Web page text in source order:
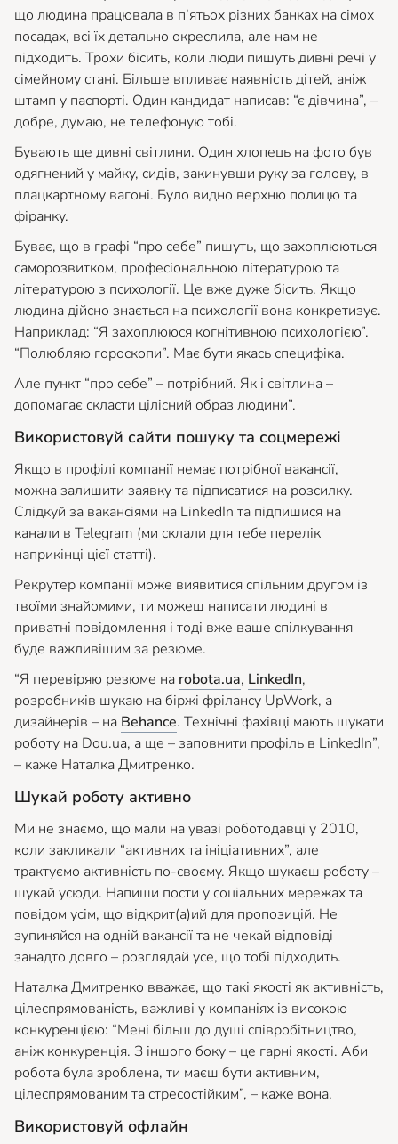
що людина працювала в п’ятьох різних банках на сімох
посадах, всі їх детально окреслила, але нам не
підходить. Трохи бісить, коли люди пишуть дивні речі у
сімейному стані. Більше впливає наявність дітей, аніж
штамп у паспорті. Один кандидат написав: “є дівчина”, –
добре, думаю, не телефоную тобі.
Бувають ще дивні світлини. Один хлопець на фото був
одягнений у майку, сидів, закинувши руку за голову, в
плацкартному вагоні. Було видно верхню полицю та
фіранку.
Буває, що в графі “про себе” пишуть, що захоплюються
саморозвитком, професіональною літературою та
літературою з психології. Це вже дуже бісить. Якщо
людина дійсно знається на психології вона конкретизує.
Наприклад: “Я захоплююся когнітивною психологією”.
“Полюбляю гороскопи”. Має бути якась специфіка.
Але пункт “про себе” – потрібний. Як і світлина –
допомагає скласти цілісний образ людини”.
Використовуй сайти пошуку та соцмережі
Якщо в профілі компанії немає потрібної вакансії,
можна залишити заявку та підписатися на розсилку.
Слідкуй за вакансіями на LinkedIn та підпишися на
канали в Telegram (ми склали для тебе перелік
наприкінці цієї статті).
Рекрутер компанії може виявитися спільним другом із
твоїми знайомими, ти можеш написати людині в
приватні повідомлення і тоді вже ваше спілкування
буде важливішим за резюме.
“Я перевіряю резюме на robota.ua, LinkedIn,
розробників шукаю на біржі фрілансу UpWork, а
дизайнерів – на Behance. Технічні фахівці мають шукати
роботу на Dou.ua, а ще – заповнити профіль в LinkedIn”,
– каже Наталка Дмитренко.
Шукай роботу активно
Ми не знаємо, що мали на увазі роботодавці у 2010,
коли закликали “активних та ініціативних”, але
трактуємо активність по-своєму. Якщо шукаєш роботу –
шукай усюди. Напиши пости у соціальних мережах та
повідом усім, що відкрит(а)ий для пропозицій. Не
зупиняйся на одній вакансії та не чекай відповіді
занадто довго – розглядай усе, що тобі підходить.
Наталка Дмитренко вважає, що такі якості як активність,
цілеспрямованість, важливі у компаніях із високою
конкуренцією: “Мені більш до душі співробітництво,
аніж конкуренція. З іншого боку – це гарні якості. Аби
робота була зроблена, ти маєш бути активним,
цілеспрямованим та стресостійким”, – каже вона.
Використовуй офлайн